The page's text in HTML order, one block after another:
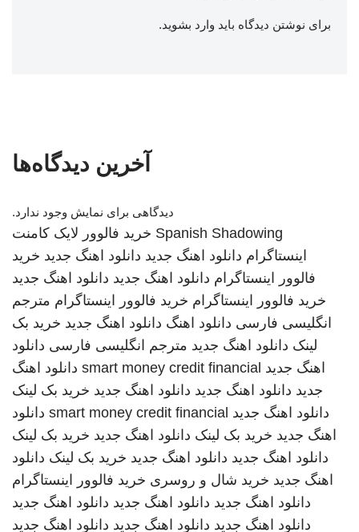
برای نوشتن دیدگاه باید وارد بشوید.
آخرین دیدگاه‌ها
دیدگاهی برای نمایش وجود ندارد.
Spanish Shadowing خرید فالوور لایک کامنت
اینستاگرام دانلود اهنگ جدید دانلود اهنگ جدید خرید
فالوور اینستاگرام دانلود اهنگ جدید دانلود اهنگ جدید
خرید فالوور اینستاگرام خرید فالوور اینستاگرام مترجم
انگلیسی فارسی دانلود اهنگ دانلود اهنگ جدید خرید بک
لینک دانلود اهنگ جدید مترجم انگلیسی فارسی دانلود
اهنگ جدید smart money credit financial دانلود اهنگ
جدید دانلود اهنگ جدید دانلود اهنگ جدید خرید بک لینک
دانلود اهنگ جدید smart money credit financial دانلود
اهنگ جدید خرید بک لینک دانلود اهنگ جدید خرید بک لینک
دانلود اهنگ جدید دانلود اهنگ جدید خرید بک لینک دانلود
اهنگ جدید خرید شال و روسری خرید فالوور اینستاگرام
دانلود اهنگ جدید دانلود اهنگ جدید دانلود اهنگ جدید
دانلود اهنگ جدید دانلود اهنگ جدید دانلود اهنگ جدید